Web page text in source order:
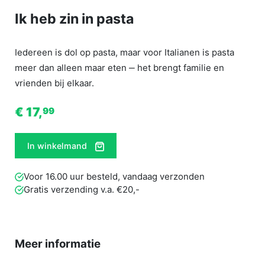
Ik heb zin in pasta
Iedereen is dol op pasta, maar voor Italianen is pasta
meer dan alleen maar eten ‒ het brengt familie en
vrienden bij elkaar.
€ 17,99
In winkelmand
Voor 16.00 uur besteld, vandaag verzonden
Gratis verzending v.a. €20,-
Meer informatie